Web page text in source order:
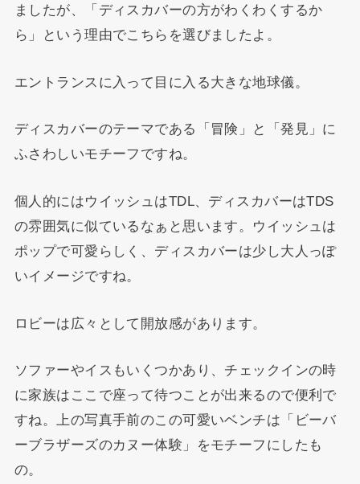
ましたが、「ディスカバーの方がわくわくするか
ら」という理由でこちらを選びましたよ。
エントランスに入って目に入る大きな地球儀。
ディスカバーのテーマである「冒険」と「発見」に
ふさわしいモチーフですね。
個人的にはウイッシュはTDL、ディスカバーはTDS
の雰囲気に似ているなぁと思います。ウイッシュは
ポップで可愛らしく、ディスカバーは少し大人っぽ
いイメージですね。
ロビーは広々として開放感があります。
ソファーやイスもいくつかあり、チェックインの時
に家族はここで座って待つことが出来るので便利で
すね。上の写真手前のこの可愛いベンチは「ビーバ
ーブラザーズのカヌー体験」をモチーフにしたも
の。